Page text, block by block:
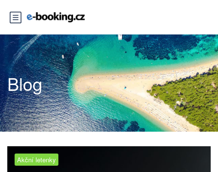
Blog
Akční letenky